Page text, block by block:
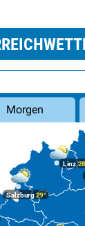
Morgen
Linz
Salzburg29°